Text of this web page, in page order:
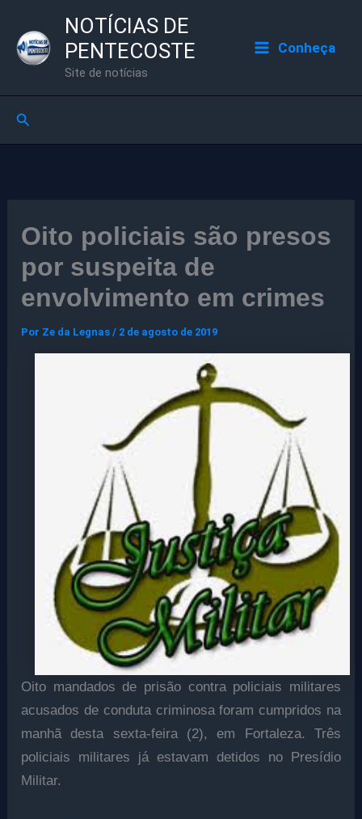
para
NOTÍCIAS DE
PENTECOSTE
Site de notícias
Conheça
Pesquisar
Oito policiais são presos
por suspeita de
envolvimento em crimes
Por Ze da Legnas/ 2 de agosto de 2019
Oito mandados de prisão contra policiais militares
acusados de conduta criminosa foram cumpridos na
manhã desta sexta-feira (2), em Fortaleza. Três
policiais militares já estavam detidos no Presídio
Militar.